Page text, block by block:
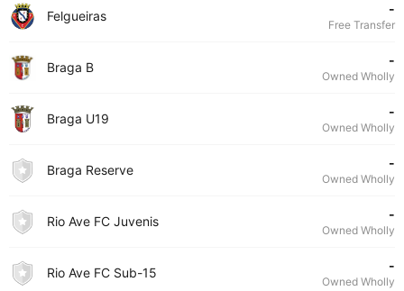
Felgueiras -
Free Transfer
Braga B -
Owned Wholly
Braga U19 -
Owned Wholly
Braga Reserve -
Owned Wholly
Rio Ave FC Juvenis -
Owned Wholly
Rio Ave FC Sub-15 -
Owned Wholly